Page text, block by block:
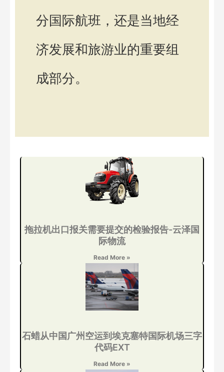
分国际航班，还是当地经
济发展和旅游业的重要组
成部分。
拖拉机出口报关需要提交的检验报告-云泽国
际物流
Read More »
石蜡从中国广州空运到埃克塞特国际机场三字
代码EXT
Read More »